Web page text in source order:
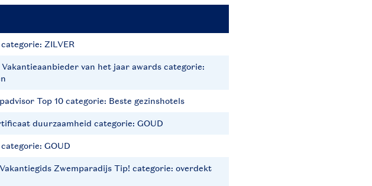
ZILVER
van het jaar awards categorie:
Top 10 categorie: Beste gezinshotels
duurzaamheid categorie: GOUD
GOUD
Zwemparadijs Tip! categorie: overdekt